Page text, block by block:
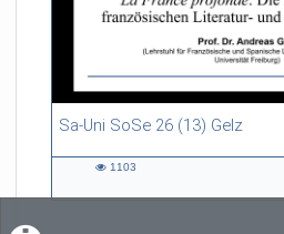
Sa-Uni SoSe 26 (13) Gelz
55:13 duration
1103